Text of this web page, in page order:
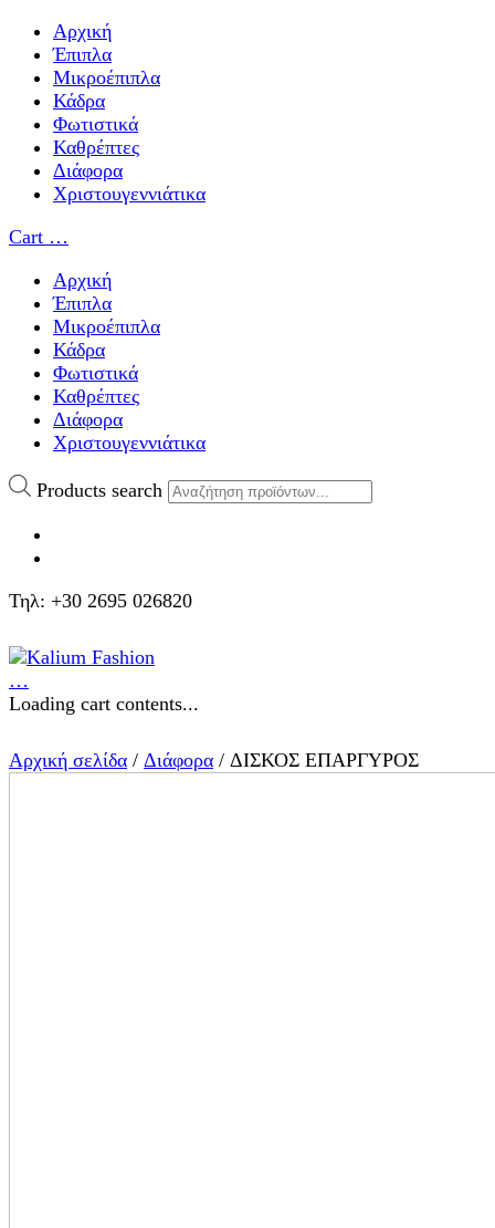
Αρχική
Έπιπλα
Μικροέπιπλα
Κάδρα
Φωτιστικά
Καθρέπτες
Διάφορα
Χριστουγεννιάτικα
Cart …
Αρχική
Έπιπλα
Μικροέπιπλα
Κάδρα
Φωτιστικά
Καθρέπτες
Διάφορα
Χριστουγεννιάτικα
Products search
Τηλ: +30 2695 026820
…
Loading cart contents...
Αρχική σελίδα / Διάφορα / ΔΙΣΚΟΣ ΕΠΑΡΓΥΡΟΣ